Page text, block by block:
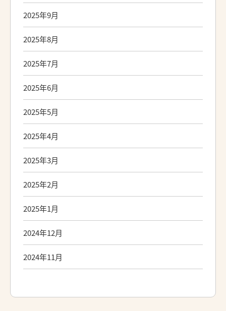
2025年9月
2025年8月
2025年7月
2025年6月
2025年5月
2025年4月
2025年3月
2025年2月
2025年1月
2024年12月
2024年11月